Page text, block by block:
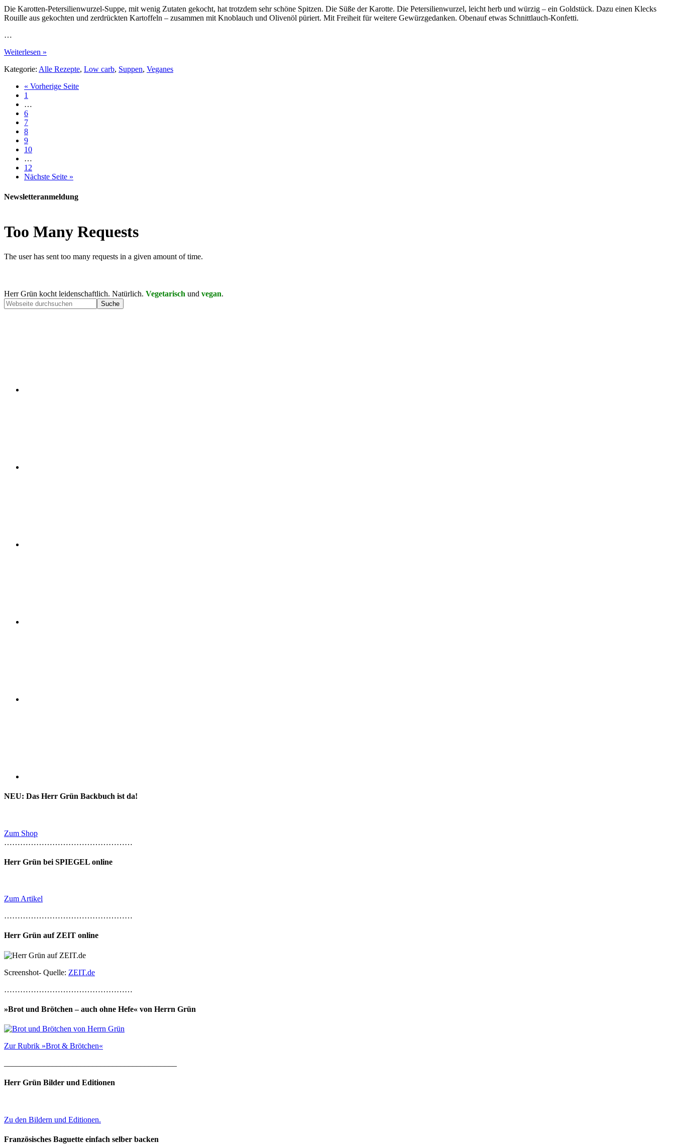
Die Karotten-Petersilienwurzel-Suppe, mit wenig Zutaten gekocht, hat trotzdem sehr schöne Spitzen. Die Süße der Karotte. Die Petersilienwurzel, leicht herb und würzig – ein Goldstück. Dazu einen Klecks
Rouille aus gekochten und zerdrückten Kartoffeln – zusammen mit Knoblauch und Olivenöl püriert. Mit Freiheit für weitere Gewürzgedanken. Obenauf etwas Schnittlauch-Konfetti.
…
Weiterlesen »
Kategorie: Alle Rezepte, Low carb, Suppen, Veganes
« Vorherige Seite
1
…
6
7
8
9
10
…
12
Nächste Seite »
Newsletteranmeldung
Herr Grün kocht leidenschaftlich. Natürlich. Vegetarisch und vegan.
NEU: Das Herr Grün Backbuch ist da!
Zum Shop
…………………………………………
Herr Grün bei SPIEGEL online
Zum Artikel
…………………………………………
Herr Grün auf ZEIT online
Screenshot- Quelle: ZEIT.de
…………………………………………
»Brot und Brötchen – auch ohne Hefe« von Herrn Grün
Zur Rubrik »Brot & Brötchen«
Herr Grün Bilder und Editionen
Zu den Bildern und Editionen.
Französisches Baguette einfach selber backen